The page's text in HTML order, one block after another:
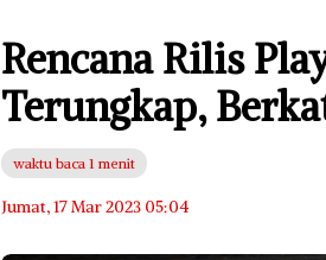
Rencana Rilis
Terungkap,
waktu baca 1 menit
Jumat, 17 Mar 2023 05:04